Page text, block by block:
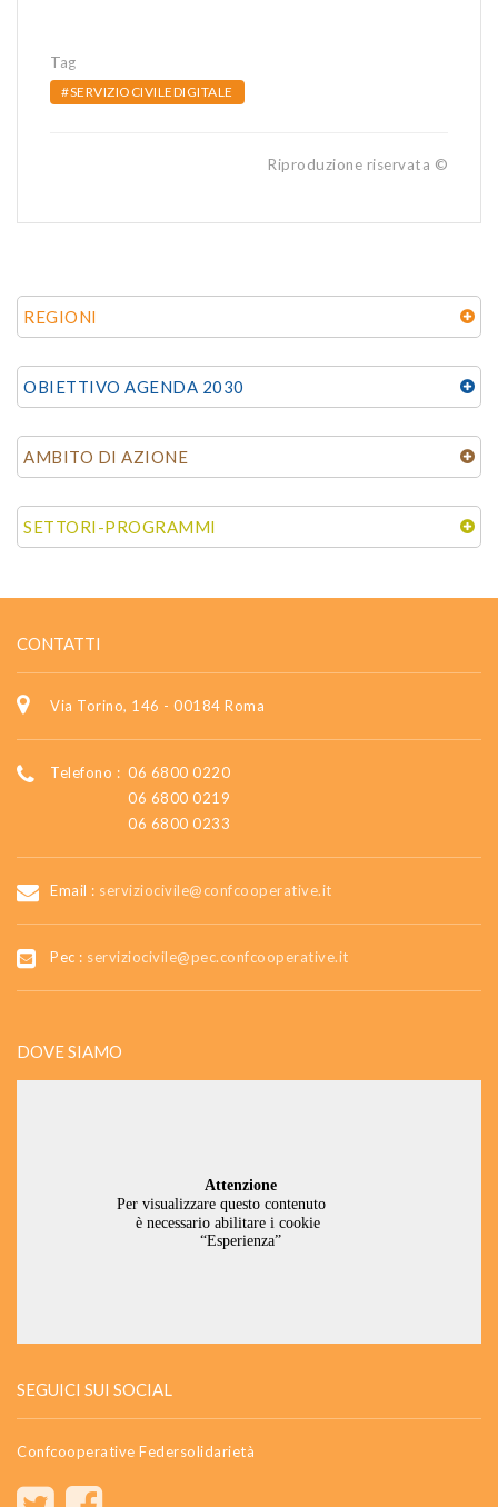
Tag
#SERVIZIOCIVILEDIGITALE
Riproduzione riservata ©
REGIONI
OBIETTIVO AGENDA 2030
AMBITO DI AZIONE
SETTORI-PROGRAMMI
CONTATTI
Via Torino, 146 - 00184 Roma
Telefono : 06 6800 0220
06 6800 0219
06 6800 0233
Email : serviziocivile@confcooperative.it
Pec : serviziocivile@pec.confcooperative.it
DOVE SIAMO
SEGUICI SUI SOCIAL
Confcooperative Federsolidarietà